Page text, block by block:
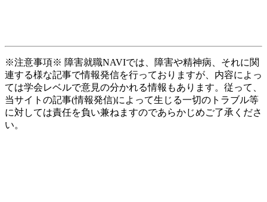
※注意事項※ 障害就職NAVIでは、障害や精神病、それに関
連する様な記事で情報発信を行っておりますが、内容によっ
ては学会レベルで意見の分かれる情報もあります。従って、
当サイトの記事(情報発信)によって生じる一切のトラブル等
に対しては責任を負い兼ねますのであらかじめご了承くださ
い。